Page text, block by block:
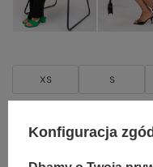
XS S
Konfiguracja